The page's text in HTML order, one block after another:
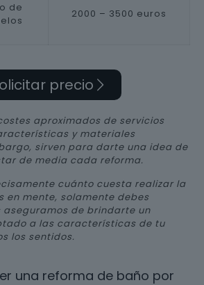
de
2000 – 3500 euros
precio
aproximados de servicios
y materiales
sirven para darte una idea de
de media cada reforma.
cuánto cuesta realizar la
en mente, solamente debes
aseguramos de brindarte un
a las características de tu
los sentidos.
una reforma de baño por